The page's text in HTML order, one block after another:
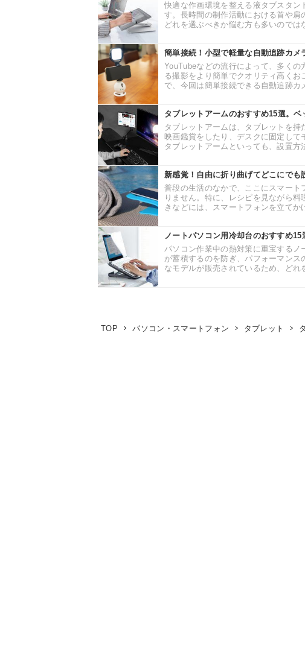
快適な作画環境を整える液タブスタン
す。長時間の制作活動における首や肩
どれを選ぶべきか悩む方も多いのでは
簡単接続！小型で軽量な自動追跡カ
YouTubeなどの流行によって、多く
る撮影をより簡単でクオリティ高く
で、今回は簡単接続できる自動追跡カ
タブレットアームのおすすめ15選。
タブレットアームは、タブレットを
映画鑑賞をしたり、デスクに固定し
タブレットアームといっても、設置方
新感覚！自由に折り曲げてどこにで
普段の生活のなかで、ここにスマー
りません。特に、レシピを見ながら
きなどには、スマートフォンを立てか
ノートパソコン用冷却台のおすすめ
パソコン作業中の熱対策に重宝する
が蓄積するのを防ぎ、パフォーマン
なモデルが販売されているため、どれ
TOP パソコン・スマートフォン タブレット